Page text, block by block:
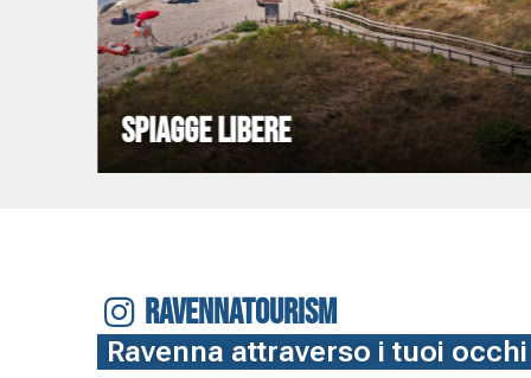
SPIAGGE LIBERE
RAVENNATOURISM
Ravenna attraverso i tuoi occhi